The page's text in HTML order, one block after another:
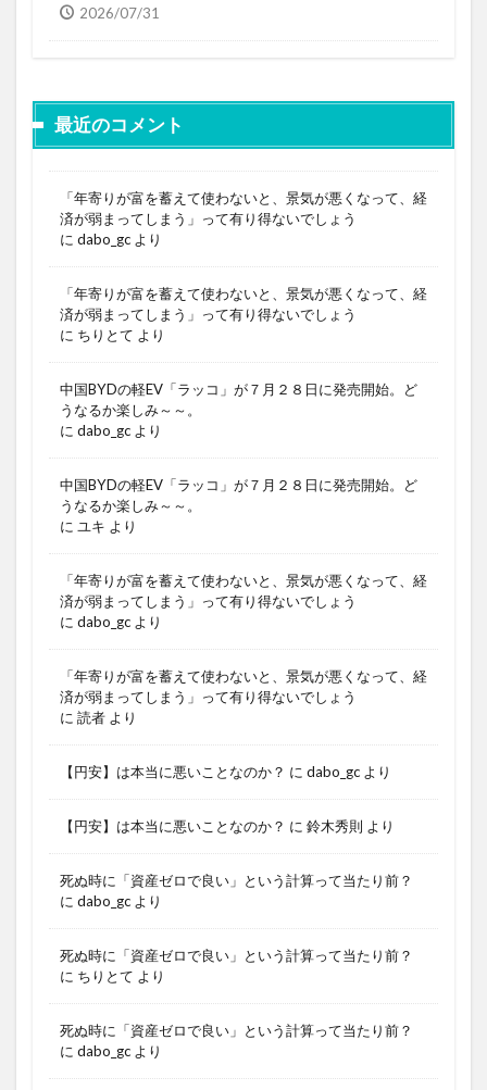
2026/07/31
最近のコメント
「年寄りが富を蓄えて使わないと、景気が悪くなって、経
済が弱まってしまう」って有り得ないでしょう
に dabo_gc より
「年寄りが富を蓄えて使わないと、景気が悪くなって、経
済が弱まってしまう」って有り得ないでしょう
に ちりとて より
中国BYDの軽EV「ラッコ」が７月２８日に発売開始。ど
うなるか楽しみ～～。
に dabo_gc より
中国BYDの軽EV「ラッコ」が７月２８日に発売開始。ど
うなるか楽しみ～～。
に ユキ より
「年寄りが富を蓄えて使わないと、景気が悪くなって、経
済が弱まってしまう」って有り得ないでしょう
に dabo_gc より
「年寄りが富を蓄えて使わないと、景気が悪くなって、経
済が弱まってしまう」って有り得ないでしょう
に 読者 より
【円安】は本当に悪いことなのか？ に dabo_gc より
【円安】は本当に悪いことなのか？ に 鈴木秀則 より
死ぬ時に「資産ゼロで良い」という計算って当たり前？
に dabo_gc より
死ぬ時に「資産ゼロで良い」という計算って当たり前？
に ちりとて より
死ぬ時に「資産ゼロで良い」という計算って当たり前？
に dabo_gc より